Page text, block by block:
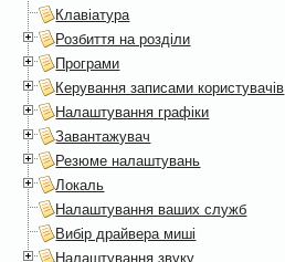
Клавіатура
Розбиття на розділи
Програми
Керування записами користувачів
Налаштування графіки
Завантажувач
Резюме налаштувань
Локаль
Налаштування ваших служб
Вибір драйвера миші
Налаштування звуку